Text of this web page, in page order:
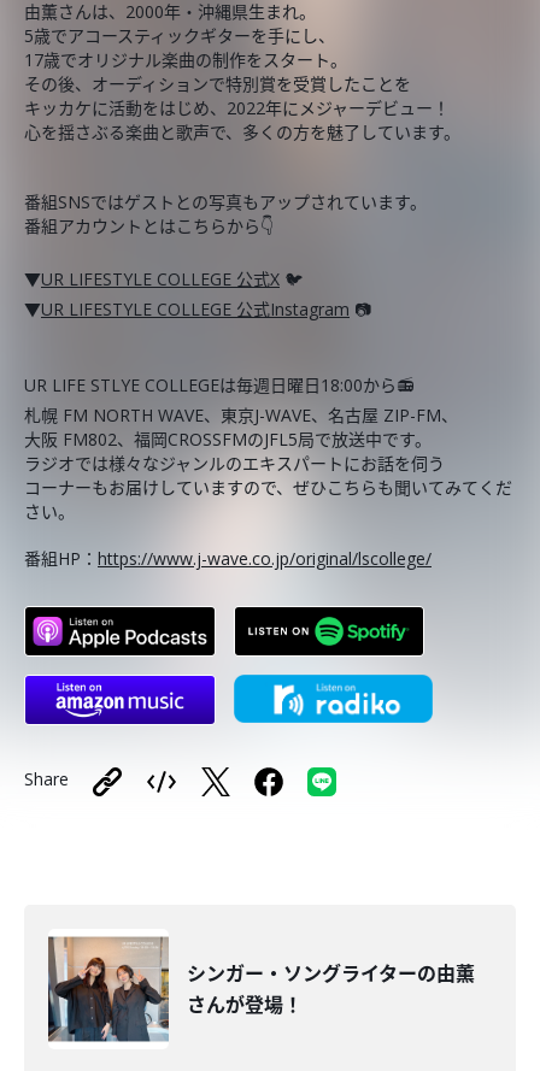
由薫さんは、2000年・沖縄県生まれ。
5歳でアコースティックギターを手にし、
17歳でオリジナル楽曲の制作をスタート。
その後、オーディションで特別賞を受賞したことを
キッカケに活動をはじめ、2022年にメジャーデビュー！
心を揺さぶる楽曲と歌声で、多くの方を魅了しています。
番組SNSではゲストとの写真もアップされています。
番組アカウントとはこちらから👇
▼UR LIFESTYLE COLLEGE 公式X 🐦
▼UR LIFESTYLE COLLEGE 公式Instagram 📷
UR LIFE STLYE COLLEGEは毎週日曜日18:00から📻
札幌 FM NORTH WAVE、東京J-WAVE、名古屋 ZIP-FM、
大阪 FM802、福岡CROSSFMのJFL5局で放送中です。
ラジオでは様々なジャンルのエキスパートにお話を伺う
コーナーもお届けしていますので、ぜひこちらも聞いてみてくだ
さい。
番組HP： https://www.j-wave.co.jp/original/lscollege/
Share
シンガー・ソングライターの由薫
さんが登場！